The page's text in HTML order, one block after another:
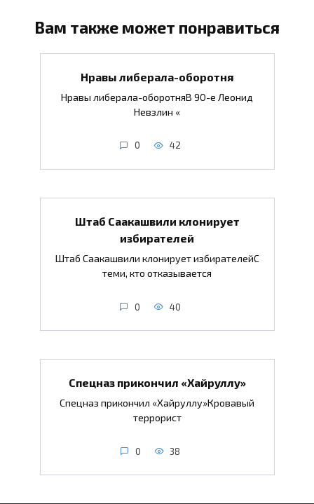
Вам также может понравиться
Нравы либерала-оборотня
Нравы либерала-оборотняВ 90-е Леонид
Невзлин «
0 42
Штаб Саакашвили клонирует
избирателей
Штаб Саакашвили клонирует избирателейС
теми, кто отказывается
0 40
Спецназ прикончил «Хайруллу»
Спецназ прикончил «Хайруллу»Кровавый
террорист
0 38